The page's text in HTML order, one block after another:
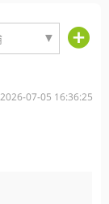
▼
2026-07-05 16:36:25